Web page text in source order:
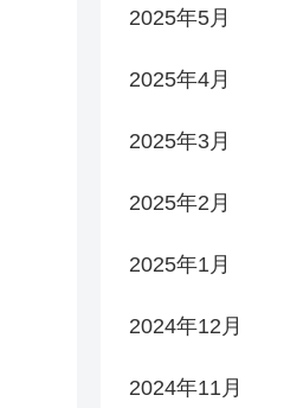
2025年5月
2025年4月
2025年3月
2025年2月
2025年1月
2024年12月
2024年11月